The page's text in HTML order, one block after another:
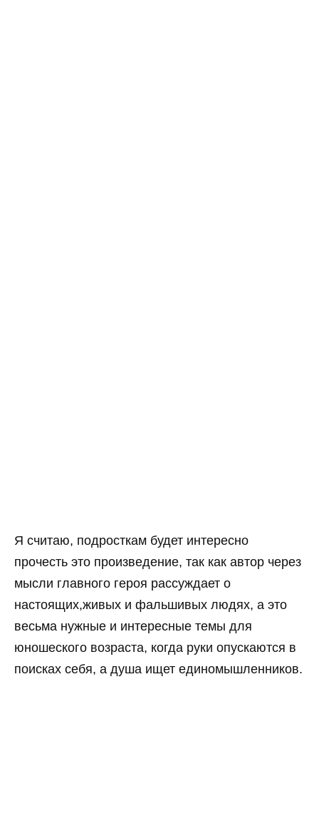
Я считаю, подросткам будет интересно
прочесть это произведение, так как автор через
мысли главного героя рассуждает о
настоящих,живых и фальшивых людях, а это
весьма нужные и интересные темы для
юношеского возраста, когда руки опускаются в
поисках себя, а душа ищет единомышленников.